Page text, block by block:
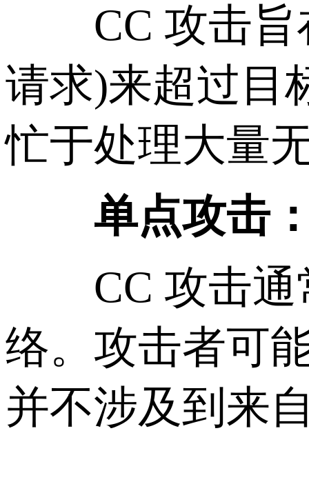
CC 攻击旨
请求)来超过目
忙于处理大量
单点攻击
CC 攻击通
络。攻击者可
并不涉及到来